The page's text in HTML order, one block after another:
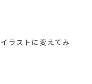
ラストに変えてみ